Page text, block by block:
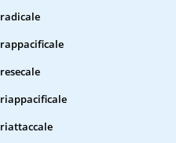
radicale
rappacificale
resecale
riappacificale
riattaccale